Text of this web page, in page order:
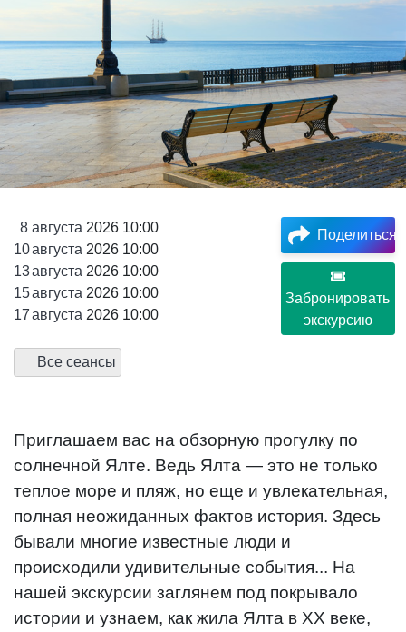
8 августа 2026 10:00
10августа 2026 10:00
13августа 2026 10:00
15августа 2026 10:00
17августа 2026 10:00
Все сеансы
Поделиться
Забронировать
экскурсию
Приглашаем вас на обзорную прогулку по
солнечной Ялте. Ведь Ялта — это не только
теплое море и пляж, но еще и увлекательная,
полная неожиданных фактов история. Здесь
бывали многие известные люди и
происходили удивительные события... На
нашей экскурсии заглянем под покрывало
истории и узнаем, как жила Ялта в XX веке,